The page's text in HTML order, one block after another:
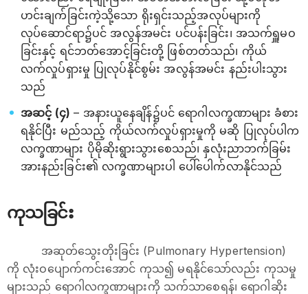
ဟင်းချက်ခြင်းကဲ့သို့သော ရိုးရှင်းသည့်အလုပ်များကို
လုပ်ဆောင်ရာ၌ပင် အလွန်အမင်း ပင်ပန်းခြင်း၊ အသက်ရှူမဝ
ခြင်းနှင့် ရင်ဘတ်အောင့်ခြင်းတို့ ဖြစ်တတ်သည်၊ ကိုယ်
လက်လှုပ်ရှားမှု ပြုလုပ်နိုင်စွမ်း အလွန်အမင်း နည်းပါးသွား
သည်
အဆင့် (၄) – အနားယူနေချိန်၌ပင် ရောဂါလက္ခဏာများ ခံစား
ရနိုင်ပြီး မည်သည့် ကိုယ်လက်လှုပ်ရှားမှုကို မဆို ပြုလုပ်ပါက
လက္ခဏာများ ပိုမိုဆိုးရွားသွားစေသည်၊ နှလုံးညာဘက်ခြမ်း
အားနည်းခြင်း၏ လက္ခဏာများပါ ပေါ်ပေါက်လာနိုင်သည်
ကုသခြင်း
အဆုတ်သွေးတိုးခြင်း (Pulmonary Hypertension)
ကို လုံးဝပျောက်ကင်းအောင် ကုသ၍ မရနိုင်သော်လည်း ကုသမှု
များသည် ရောဂါလက္ခဏာများကို သက်သာစေရန်၊ ရောဂါဆိုး